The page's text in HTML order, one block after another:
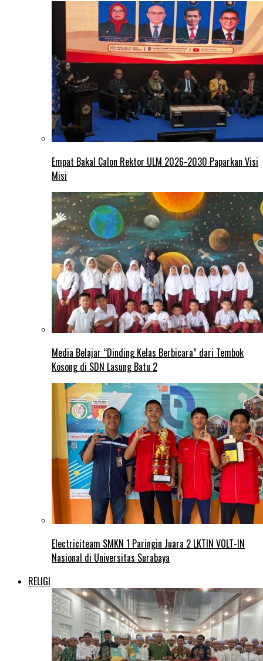
Empat Bakal Calon Rektor ULM 2026-2030 Paparkan Visi
Misi
Media Belajar “Dinding Kelas Berbicara” dari Tembok
Kosong di SDN Lasung Batu 2
Electriciteam SMKN 1 Paringin Juara 2 LKTIN VOLT-IN
Nasional di Universitas Surabaya
RELIGI